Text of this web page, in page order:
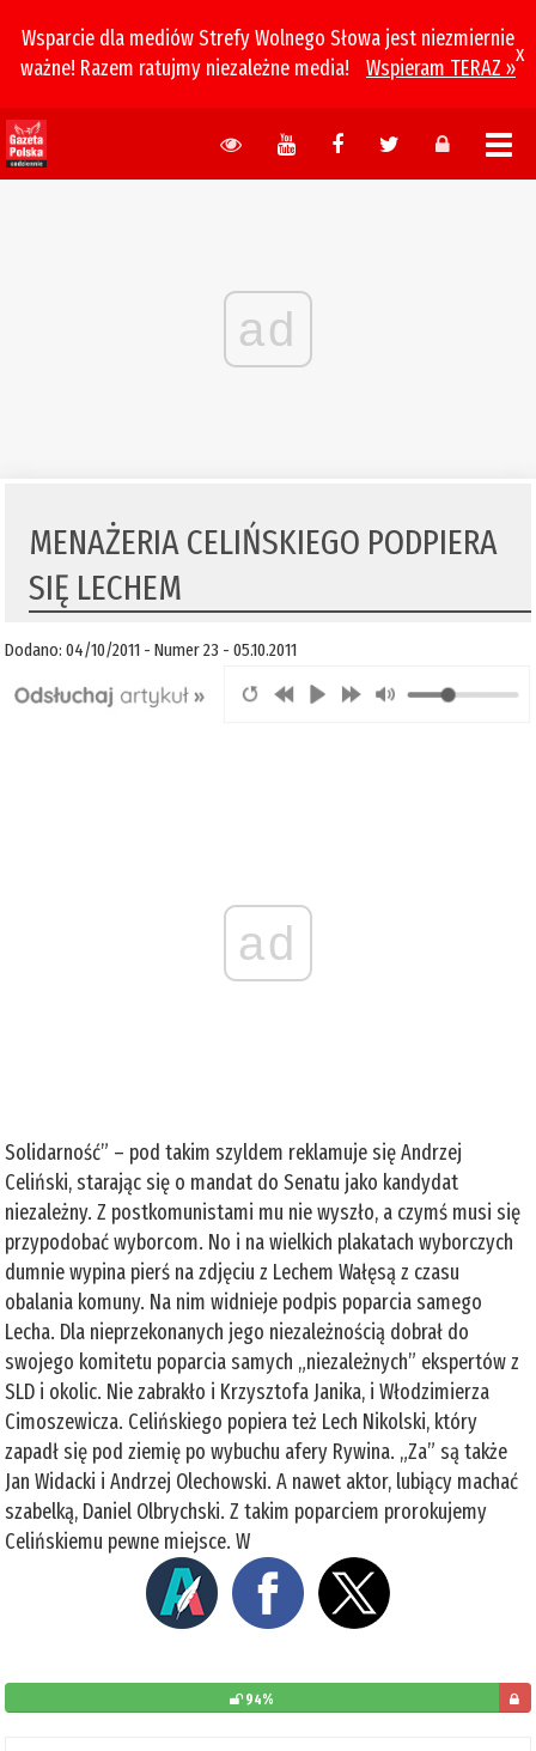
Wsparcie dla mediów Strefy Wolnego Słowa jest niezmiernie
ważne! Razem ratujmy niezależne media!
Wspieram TERAZ »
x
ad
MENAŻERIA CELIŃSKIEGO PODPIERA
SIĘ LECHEM
Dodano: 04/10/2011 - Numer 23 - 05.10.2011
ad
Solidarność” – pod takim szyldem reklamuje się Andrzej
Celiński, starając się o mandat do Senatu jako kandydat
niezależny. Z postkomunistami mu nie wyszło, a czymś musi się
przypodobać wyborcom. No i na wielkich plakatach wyborczych
dumnie wypina pierś na zdjęciu z Lechem Wałęsą z czasu
obalania komuny. Na nim widnieje podpis poparcia samego
Lecha. Dla nieprzekonanych jego niezależnością dobrał do
swojego komitetu poparcia samych „niezależnych” ekspertów z
SLD i okolic. Nie zabrakło i Krzysztofa Janika, i Włodzimierza
Cimoszewicza. Celińskiego popiera też Lech Nikolski, który
zapadł się pod ziemię po wybuchu afery Rywina. „Za” są także
Jan Widacki i Andrzej Olechowski. A nawet aktor, lubiący machać
szabelką, Daniel Olbrychski. Z takim poparciem prorokujemy
Celińskiemu pewne miejsce. W
94%